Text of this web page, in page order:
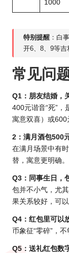
1000
特别提醒 ：白
开6、8、9等吉
常见问
Q1：朋友结婚，
400元谐音“死”，
寓意双喜）或600
2：满月酒包500
在满月场景中有
替，寓意更明确。
Q3：同事生日，
包并不小气，尤
果关系较好，可
Q4：红包里可以
币象征“零碎”，
Q5：送礼红包数